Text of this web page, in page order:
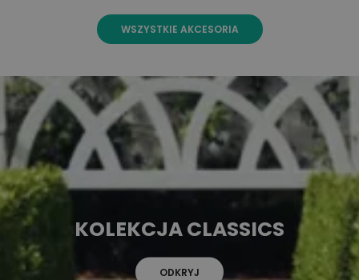
WSZYSTKIE AKCESORIA
KOLEKCJA CLASSICS
ODKRYJ